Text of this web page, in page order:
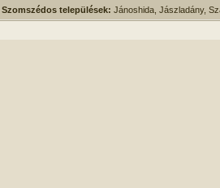
Szomszédos települések: Jánoshida, Jászladány,